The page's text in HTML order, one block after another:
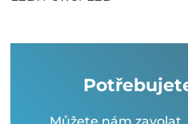
Můžete nám